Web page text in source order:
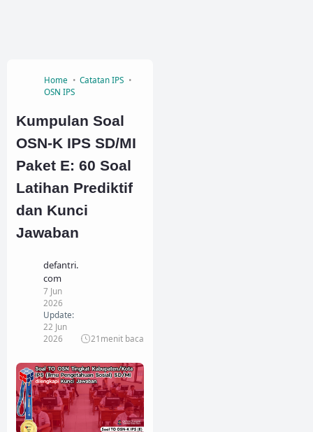
Home
Catatan IPS
OSN IPS
Kumpulan Soal
OSN-K IPS SD/MI
Paket E: 60 Soal
Latihan Prediktif
dan Kunci
Jawaban
defantri.
com
7 Jun
2026
Update:
22 Jun
2026
21 menit baca